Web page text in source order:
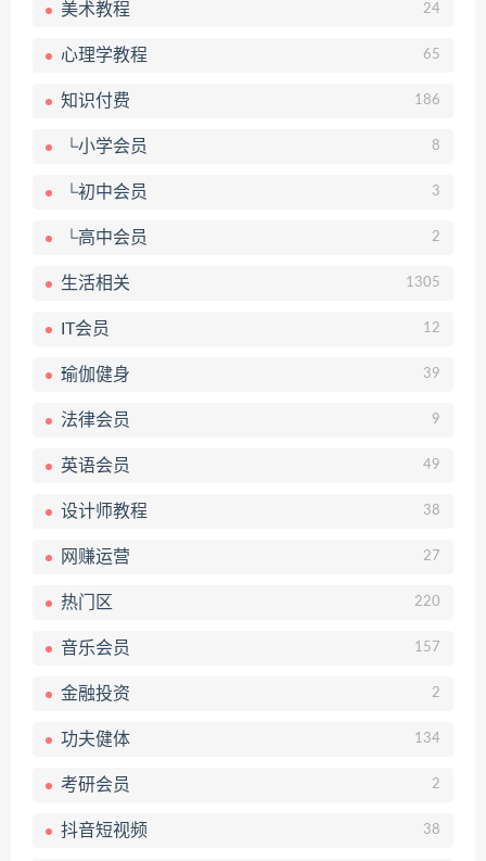
美术教程 24
心理学教程 65
知识付费 186
└小学会员 8
└初中会员 3
└高中会员 2
生活相关 1305
IT会员 12
瑜伽健身 39
法律会员 9
英语会员 49
设计师教程 38
网赚运营 27
热门区 220
音乐会员 157
金融投资 2
功夫健体 134
考研会员 2
抖音短视频 38